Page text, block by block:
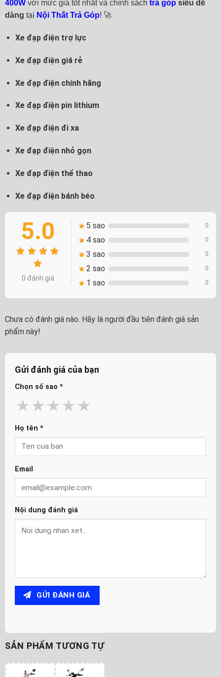
400W với mức giá tốt nhất và chính sách trả góp siêu dễ
dàng tại Nội Thất Trả Góp! 🚀
Xe đạp điện trợ lực
Xe đạp điện giá rẻ
Xe đạp điện chính hãng
Xe đạp điện pin lithium
Xe đạp điện đi xa
Xe đạp điện nhỏ gọn
Xe đạp điện thể thao
Xe đạp điện bánh béo
5.0
0 đánh giá
5 sao 0
4 sao 0
3 sao 0
2 sao 0
1 sao 0
Chưa có đánh giá nào. Hãy là người đầu tiên đánh giá sản
phẩm này!
Gửi đánh giá của bạn
Chọn số sao *
★
★
★
★
★
Họ tên *
Email
Nội dung đánh giá
GỬI ĐÁNH GIÁ
SẢN PHẨM TƯƠNG TỰ